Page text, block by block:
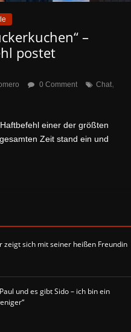
–
postet
0 Comment Chat,
einer der größten
Zeit stand ein und
zeigt sich mit seiner heißen Freundin
und es gibt Sido – ich bin ein